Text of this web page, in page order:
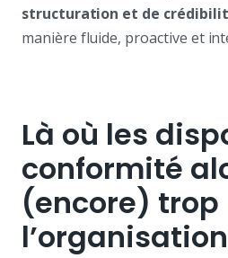
structuration et de
manière fluide, proactive et
Là où les
conformité
(encore) trop
l’organisation